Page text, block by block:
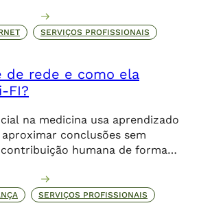
SERVIÇOS PROFISSIONAIS
de rede e como ela
FI?
na medicina usa aprendizado
conclusões sem
humana de forma
SERVIÇOS PROFISSIONAIS